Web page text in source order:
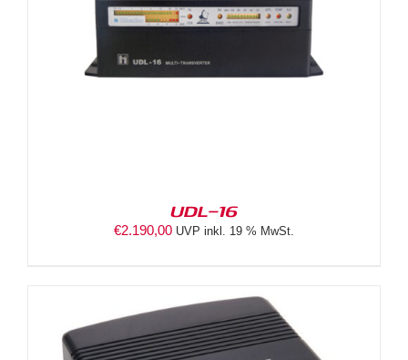
UDL-16
€2.190,00 UVP inkl. 19 % MwSt.